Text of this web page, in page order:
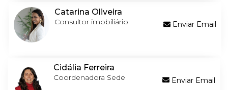
Catarina Oliveira
Consultor imobiliário Enviar Email
Cidália Ferreira
Coordenadora Sede Enviar Email